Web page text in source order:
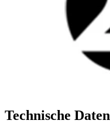
Technische Daten